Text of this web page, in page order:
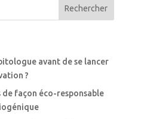
avant de se lancer
?
façon éco-responsable